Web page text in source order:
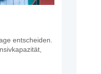
entscheiden.